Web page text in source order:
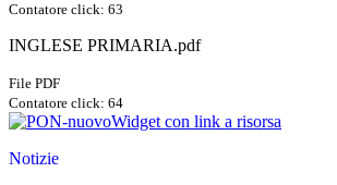
Contatore click: 63
INGLESE PRIMARIA.pdf
File PDF
Contatore click: 64
Widget con link a risorsa
Notizie